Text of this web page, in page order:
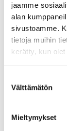
jaamme
alan
sivustoamme.
tietoja muihin
kerätty, kun
valinta
Välttämätön
Mieltymykset
Kuluneen
joutuneet